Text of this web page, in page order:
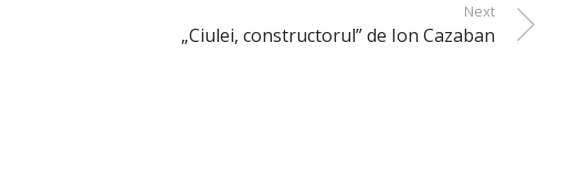
Next
„Ciulei, constructorul” de Ion Cazaban